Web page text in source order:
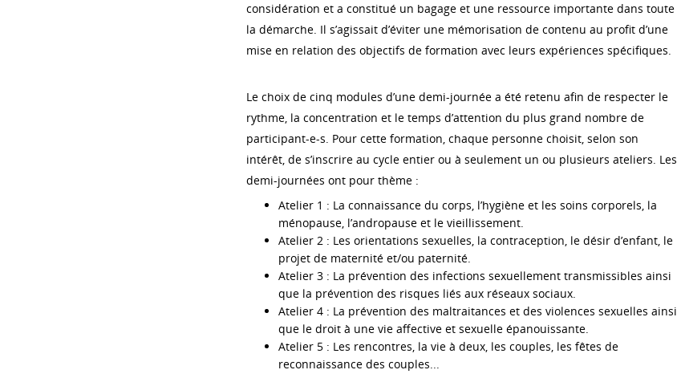
considération et a constitué un bagage et une ressource importante dans toute
la démarche. Il s’agissait d’éviter une mémorisation de contenu au profit d’une
mise en relation des objectifs de formation avec leurs expériences spécifiques.
Le choix de cinq modules d’une demi-journée a été retenu afin de respecter le
rythme, la concentration et le temps d’attention du plus grand nombre de
participant-e-s. Pour cette formation, chaque personne choisit, selon son
intérêt, de s’inscrire au cycle entier ou à seulement un ou plusieurs ateliers. Les
demi-journées ont pour thème :
Atelier 1 : La connaissance du corps, l’hygiène et les soins corporels, la
ménopause, l’andropause et le vieillissement.
Atelier 2 : Les orientations sexuelles, la contraception, le désir d’enfant, le
projet de maternité et/ou paternité.
Atelier 3 : La prévention des infections sexuellement transmissibles ainsi
que la prévention des risques liés aux réseaux sociaux.
Atelier 4 : La prévention des maltraitances et des violences sexuelles ainsi
que le droit à une vie affective et sexuelle épanouissante.
Atelier 5 : Les rencontres, la vie à deux, les couples, les fêtes de
reconnaissance des couples...